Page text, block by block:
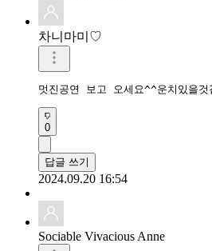
차니마미♡
멋진공연 보고 오세요^^운치있을
0
답글 쓰기
2024.09.20 16:54
Sociable Vivacious Anne